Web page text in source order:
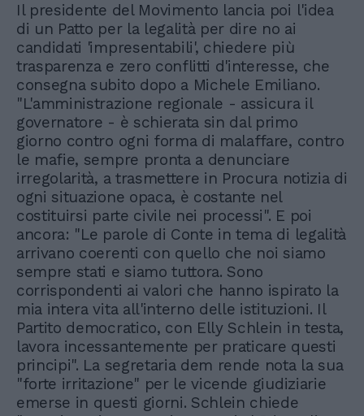
Il presidente del Movimento lancia poi l'idea
di un Patto per la legalità per dire no ai
candidati 'impresentabili', chiedere più
trasparenza e zero conflitti d'interesse, che
consegna subito dopo a Michele Emiliano.
"L'amministrazione regionale - assicura il
governatore - è schierata sin dal primo
giorno contro ogni forma di malaffare, contro
le mafie, sempre pronta a denunciare
irregolarità, a trasmettere in Procura notizia di
ogni situazione opaca, è costante nel
costituirsi parte civile nei processi". E poi
ancora: "Le parole di Conte in tema di legalità
arrivano coerenti con quello che noi siamo
sempre stati e siamo tuttora. Sono
corrispondenti ai valori che hanno ispirato la
mia intera vita all'interno delle istituzioni. Il
Partito democratico, con Elly Schlein in testa,
lavora incessantemente per praticare questi
principi". La segretaria dem rende nota la sua
"forte irritazione" per le vicende giudiziarie
emerse in questi giorni. Schlein chiede